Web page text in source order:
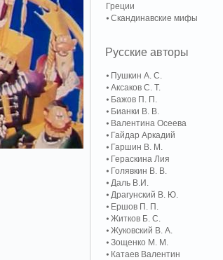
Греции
Скандинавские мифы
Русские авторы
Пушкин А. С.
Аксаков С. Т.
Бажов П. П.
Бианки В. В.
Валентина Осеева
Гайдар Аркадий
Гаршин В. М.
Гераскина Лия
Голявкин В. В.
Даль В.И.
Драгунский В. Ю.
Ершов П. П.
Житков Б. С.
Жуковский В. А.
Зощенко М. М.
Катаев Валентин